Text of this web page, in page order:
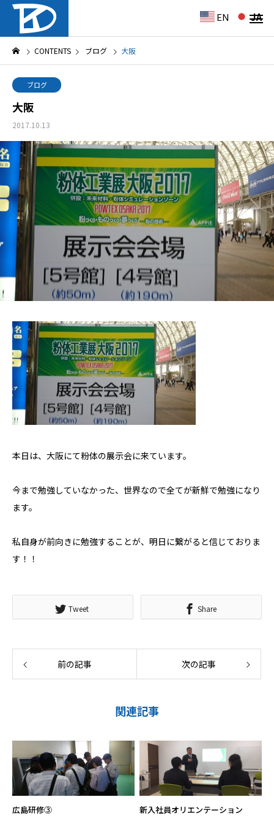
CONTENTS ブログ 大阪
ブログ
大阪
2017.10.13
本日は、大阪にて粉体の展示会に来ています。
今まで勉強していなかった、世界なので全てが新鮮で勉強になり
ます。
私自身が前向きに勉強することが、明日に繋がると信じておりま
す！！
Tweet Share
前の記事 次の記事
関連記事
広島研修③ 新入社員オリエンテーション
EN JA